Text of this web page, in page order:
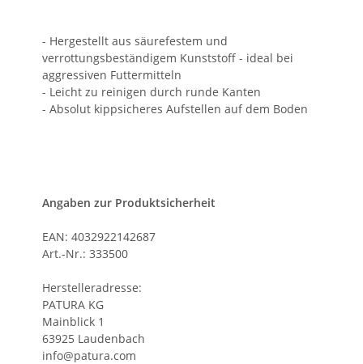
- Hergestellt aus säurefestem und
verrottungsbeständigem Kunststoff - ideal bei
aggressiven Futtermitteln
- Leicht zu reinigen durch runde Kanten
- Absolut kippsicheres Aufstellen auf dem Boden
Angaben zur Produktsicherheit
EAN: 4032922142687
Art.-Nr.: 333500
Herstelleradresse:
PATURA KG
Mainblick 1
63925 Laudenbach
info@patura.com